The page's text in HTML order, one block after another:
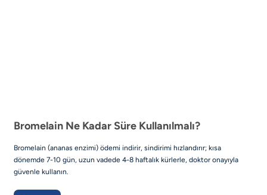
Bromelain Ne Kadar Süre Kullanılmalı?
Bromelain (ananas enzimi) ödemi indirir, sindirimi hızlandırır; kısa
dönemde 7-10 gün, uzun vadede 4-8 haftalık kürlerle, doktor onayıyla
güvenle kullanın.